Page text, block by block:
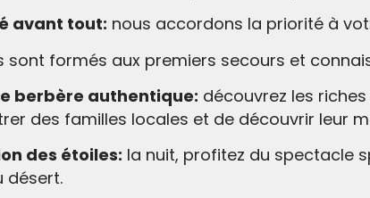
avant tout: nous accordons la priorité à
sont formés aux premiers secours et
berbère authentique: découvrez les
des familles locales et de découvrir leur
des étoiles: la nuit, profitez du spectacle
désert.